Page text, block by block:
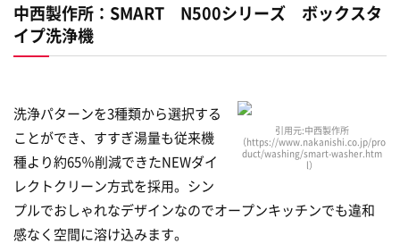
中西製作所：SMART N500シリーズ ボックスタ
イプ洗浄機
引用元:中西製作所
（https://www.nakanishi.co.jp/pro
duct/washing/smart-washer.htm
l）
洗浄パターンを3種類から選択する
ことができ、すすぎ湯量も従来機
種より約65％削減できたNEWダイ
レクトクリーン方式を採用。シン
プルでおしゃれなデザインなのでオープンキッチンでも違和
感なく空間に溶け込みます。